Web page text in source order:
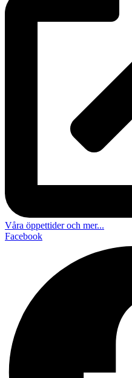
Våra öppettider och mer...
Facebook